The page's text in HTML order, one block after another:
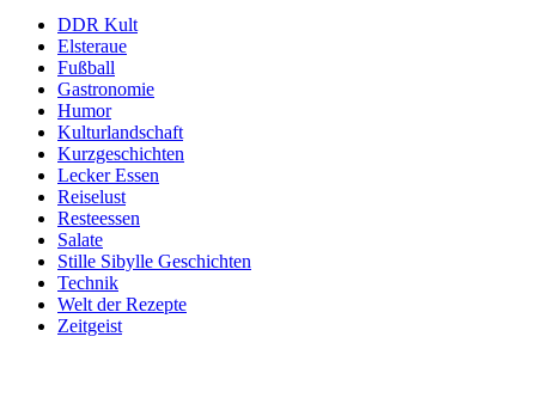
DDR Kult
Elsteraue
Fußball
Gastronomie
Humor
Kulturlandschaft
Kurzgeschichten
Lecker Essen
Reiselust
Resteessen
Salate
Stille Sibylle Geschichten
Technik
Welt der Rezepte
Zeitgeist